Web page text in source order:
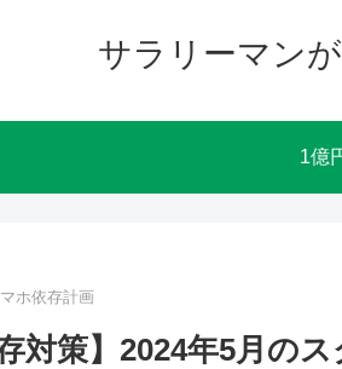
サラリーマン
1億
ホ依存計画
対策】2024年5月の